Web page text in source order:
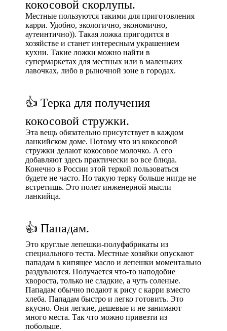
кокосовой скорлупы.
Местные пользуются такими для приготовления
карри. Удобно, экологично, экономично,
аутеинтично)). Такая ложка пригодится в
хозяйстве и станет интересным украшением
кухни. Такие ложки можно найти в
супермаркетах для местных или в маленьких
лавочках, либо в рыночной зоне в городах.
👍 Терка для получения
кокосовой стружки.
Эта вещь обязательно присутствует в каждом
ланкийском доме. Потому что из кокосовой
стружки делают кокосовое молочко. А его
добавляют здесь практически во все блюда.
Конечно в России этой теркой пользоваться
будете не часто. Но такую терку больше нигде не
встретишь. Это полет инженерной мысли
ланкийца.
👍 Пападам.
Это круглые лепешки-полуфабрикаты из
специального теста. Местные хозяйки опускают
пападам в кипящее масло и лепешки моментально
раздуваются. Получается что-то наподобие
хвороста, только не сладкие, а чуть соленые.
Пападам обычно подают к рису с карри вместо
хлеба. Пападам быстро и легко готовить. Это
вкусно. Они легкие, дешевые и не занимают
много места. Так что можно привезти из
побольше.